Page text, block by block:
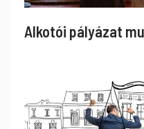
Alkotói pályázat